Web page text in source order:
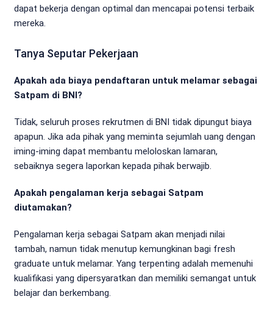
dapat bekerja dengan optimal dan mencapai potensi terbaik
mereka.
Tanya Seputar Pekerjaan
Apakah ada biaya pendaftaran untuk melamar sebagai
Satpam di BNI?
Tidak, seluruh proses rekrutmen di BNI tidak dipungut biaya
apapun. Jika ada pihak yang meminta sejumlah uang dengan
iming-iming dapat membantu meloloskan lamaran,
sebaiknya segera laporkan kepada pihak berwajib.
Apakah pengalaman kerja sebagai Satpam
diutamakan?
Pengalaman kerja sebagai Satpam akan menjadi nilai
tambah, namun tidak menutup kemungkinan bagi fresh
graduate untuk melamar. Yang terpenting adalah memenuhi
kualifikasi yang dipersyaratkan dan memiliki semangat untuk
belajar dan berkembang.